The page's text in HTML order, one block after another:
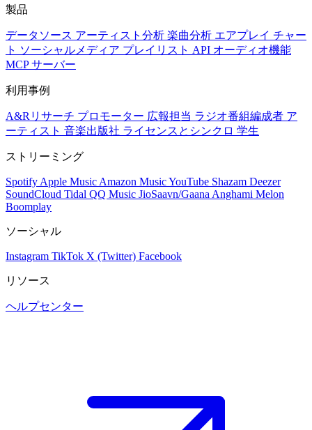
製品
データソース アーティスト分析 楽曲分析 エアプレイ チャー
ト ソーシャルメディア プレイリスト API オーディオ機能
MCP サーバー
利用事例
A&Rリサーチ プロモーター 広報担当 ラジオ番組編成者 ア
ーティスト 音楽出版社 ライセンスとシンクロ 学生
ストリーミング
Spotify Apple Music Amazon MusicYouTube Shazam Deezer
SoundCloud Tidal QQ Music JioSaavn/Gaana Anghami Melon
Boomplay
ソーシャル
Instagram TikTok X (Twitter) Facebook
リソース
ヘルプセンター